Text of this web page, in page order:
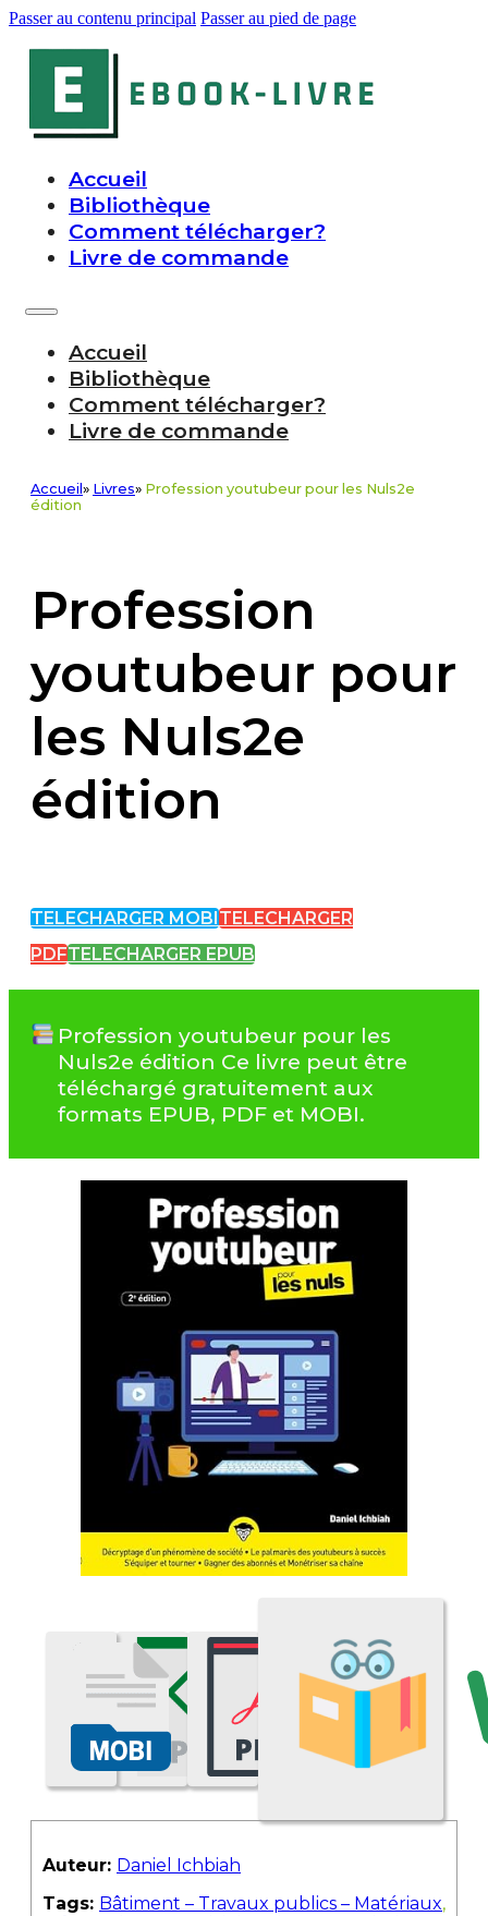
Passer au contenu principal Passer au pied de page
Accueil
Bibliothèque
Comment télécharger?
Livre de commande
Accueil
Bibliothèque
Comment télécharger?
Livre de commande
Accueil » Livres» Profession youtubeur pour les Nuls2e
édition
Profession
youtubeur pour
les Nuls2e
édition
TELECHARGER MOBI TELECHARGER
PDFTELECHARGER EPUB
Profession youtubeur pour les
Nuls2e édition Ce livre peut être
téléchargé gratuitement aux
formats EPUB, PDF et MOBI.
Auteur: Daniel Ichbiah
Tags: Bâtiment – Travaux publics – Matériaux,